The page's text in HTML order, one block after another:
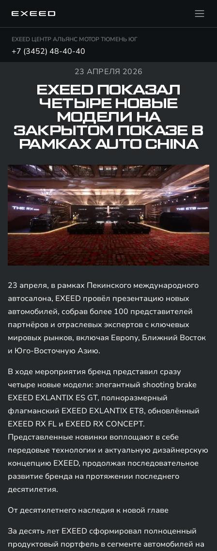
EXEED ЦЕНТР АЛЬЯНС МОТОР ТЮМЕНЬ ЮГ
+7 (3452) 48-40-40
23 АПРЕЛЯ 2026
EXEED ПОКАЗАЛ
ЧЕТЫРЕ НОВЫЕ
МОДЕЛИ НА
ЗАКРЫТОМ ПОКАЗЕ В
РАМКАХ AUTO CHINA
23 апреля, в рамках Пекинского международного
автосалона, EXEED провёл презентацию новых
автомобилей, собрав более 100 представителей
партнёров и отраслевых экспертов с ключевых
мировых рынков, включая Европу, Ближний Восток
и Юго-Восточную Азию.
В ходе мероприятия бренд представил сразу
четыре новые модели: элегантный shooting brake
EXEED EXLANTIX ES GT, полноразмерный
флагманский EXEED EXLANTIX ET8, обновлённый
EXEED RX FL и EXEED RX CONCEPT.
Представленные новинки воплощают в себе
передовые технологии и актуальную дизайнерскую
концепцию EXEED, продолжая последовательное
развитие бренда на протяжении последнего
десятилетия.
От десятилетнего наследия к новой главе
За десять лет EXEED сформировал полноценный
продуктовый портфель в сегменте автомобилей на